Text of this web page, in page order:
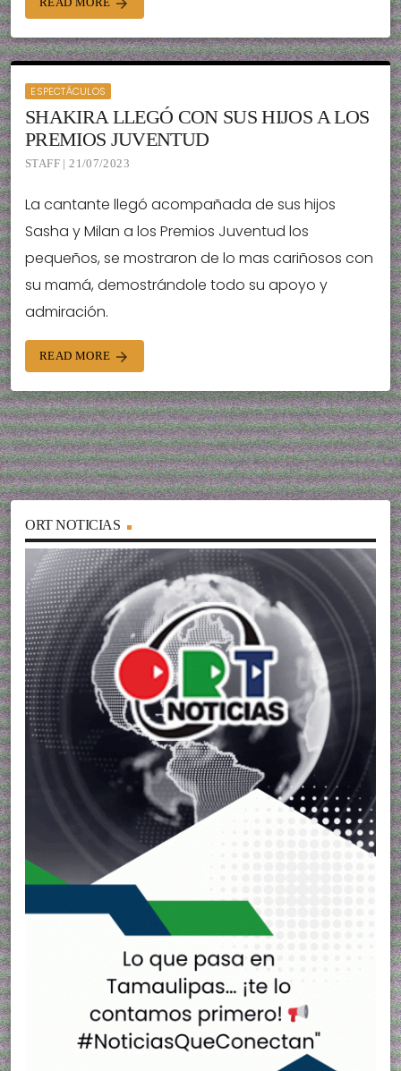
arrow_forward
ESPECTÁCULOS
SHAKIRA LLEGÓ CON SUS HIJOS A LOS
PREMIOS JUVENTUD
STAFF | 21/07/2023
La cantante llegó acompañada de sus hijos
Sasha y Milan a los Premios Juventud los
pequeños, se mostraron de lo mas cariñosos con
su mamá, demostrándole todo su apoyo y
admiración.
READ MORE arrow_forward
ORT NOTICIAS